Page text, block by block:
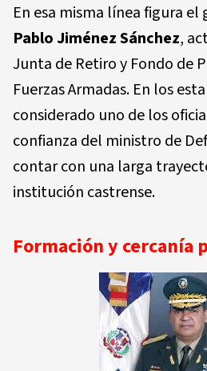
En esa misma línea figura
Pablo Jiménez Sánchez,
Junta de Retiro y Fondo de
Fuerzas Armadas. En los
considerado uno de los
confianza del ministro de
contar con una larga
institución castrense.
Formación y cercanía